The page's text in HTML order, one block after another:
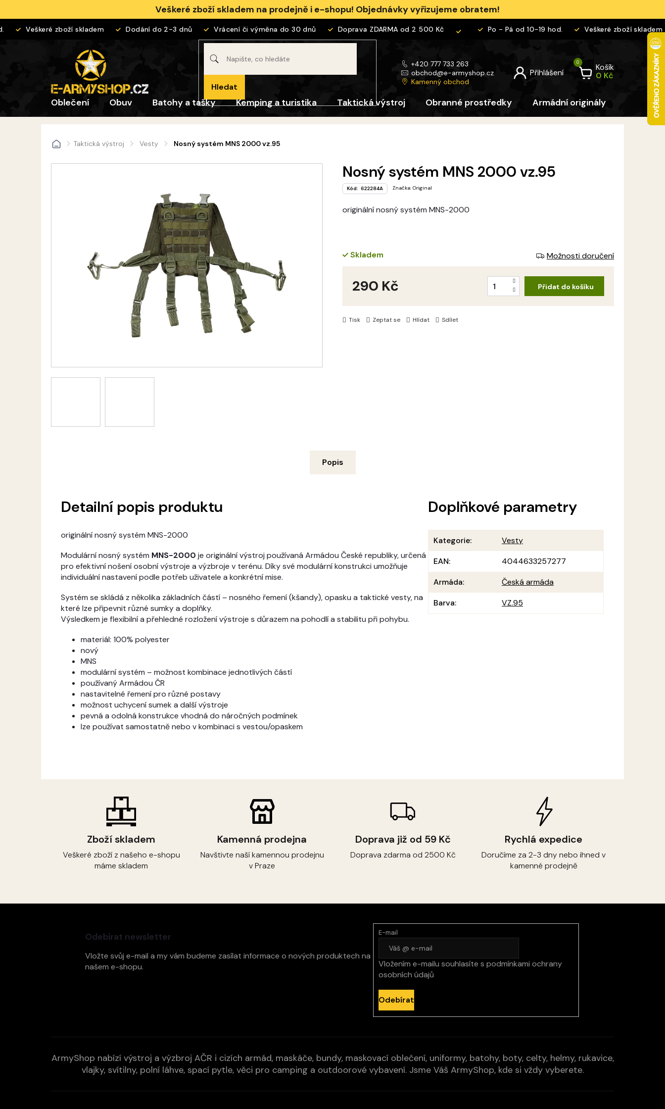
obsah
Veškeré zboží skladem na prodejně i e-shopu! Objednávky vyřizujeme obratem!
Veškeré zboží skladem Dodání do 2-3 dnů Vrácení či výměna do 30 dnů Doprava ZDARMA od 2 500 Kč Po - Pá od 10-19 hod. Veškeré zboží skladem
Hledat
+420 777 733 263
obchod@e-armyshop.cz
Kamenný obchod
Košík
Oblečení Obuv Batohy a tašky Kemping a turistika Taktická výstroj Obranné prostředky Armádní originály Pro děti
DomůTaktická výstroj Vesty Nosný systém MNS 2000 vz.95
originální nosný systém MNS-2000
Tisk Zeptat se Hlídat Sdílet
Nosný systém MNS 2000 vz.95
Kód: 622284A Značka: Original
Skladem Možnosti doručení
290 Kč Přidat do košíku
Zboží skladem
Veškeré zboží z našeho e-shopu
máme skladem
Kamenná prodejna
Navštivte naší kamennou prodejnu
v Praze
Doprava již od 59 Kč
Doprava zdarma od 2500 Kč
Rychlá expedice
Doručíme za 2-3 dny nebo ihned v
kamenné prodejně
Popis
Detailní popis produktu
originální nosný systém MNS-2000
Modulární nosný systém MNS-2000 je originální výstroj používaná Armádou České republiky, určená
pro efektivní nošení osobní výstroje a výzbroje v terénu. Díky své modulární konstrukci umožňuje
individuální nastavení podle potřeb uživatele a konkrétní mise.
Systém se skládá z několika základních částí – nosného řemení (kšandy), opasku a taktické vesty, na
které lze připevnit různé sumky a doplňky.
Výsledkem je flexibilní a přehledné rozložení výstroje s důrazem na pohodlí a stabilitu při pohybu.
materiál: 100% polyester
nový
MNS
modulární systém – možnost kombinace jednotlivých částí
používaný Armádou ČR
nastavitelné řemení pro různé postavy
možnost uchycení sumek a další výstroje
pevná a odolná konstrukce vhodná do náročných podmínek
lze používat samostatně nebo v kombinaci s vestou/opaskem
Doplňkové parametry
Kategorie:
Vesty
EAN:
4044633257277
Armáda:
Česká armáda
Barva: VZ.95
Odebírat newsletter
Vložte svůj e-mail a my vám budeme zasílat informace o nových produktech na
našem e-shopu.
E-mail
Vložením e-mailu souhlasíte s podmínkami ochrany
osobních údajů
Odebírat
ArmyShop nabízí výstroj a výzbroj AČR i cizích armád, maskáče, bundy, maskovací oblečení, uniformy, batohy, boty, celty, helmy, rukavice,
vlajky, svítilny, polní láhve, spací pytle, věci pro camping a outdoorové vybavení. Jsme Váš ArmyShop, kde si vždy vyberete.